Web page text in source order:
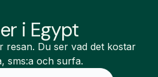
i Egypt
resan. Du ser vad det kostar
sms:a och surfa.